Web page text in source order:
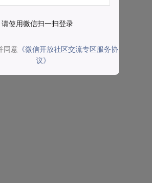
请使用微信扫一扫登录
同意 《微信开放社区交流专区服务协
议》